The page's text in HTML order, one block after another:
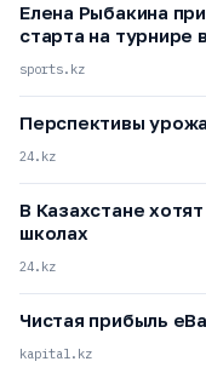
Елена Рыбакина
старта на турнире
sports.kz
Перспективы
24.kz
В Казахстане
школах
24.kz
Чистая прибыль
kapital.kz